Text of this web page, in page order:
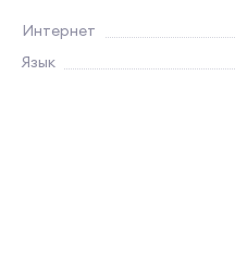
Интернет
Язык